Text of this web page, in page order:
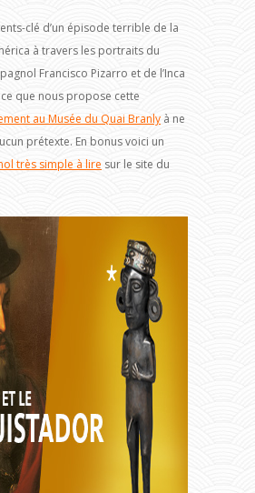
clé d’un épisode terrible de la
à travers les portraits du
Francisco Pizarro et de l’Inca
que nous propose cette
au Musée du Quai Branly à ne
prétexte. En bonus voici un
très simple à lire sur le site du